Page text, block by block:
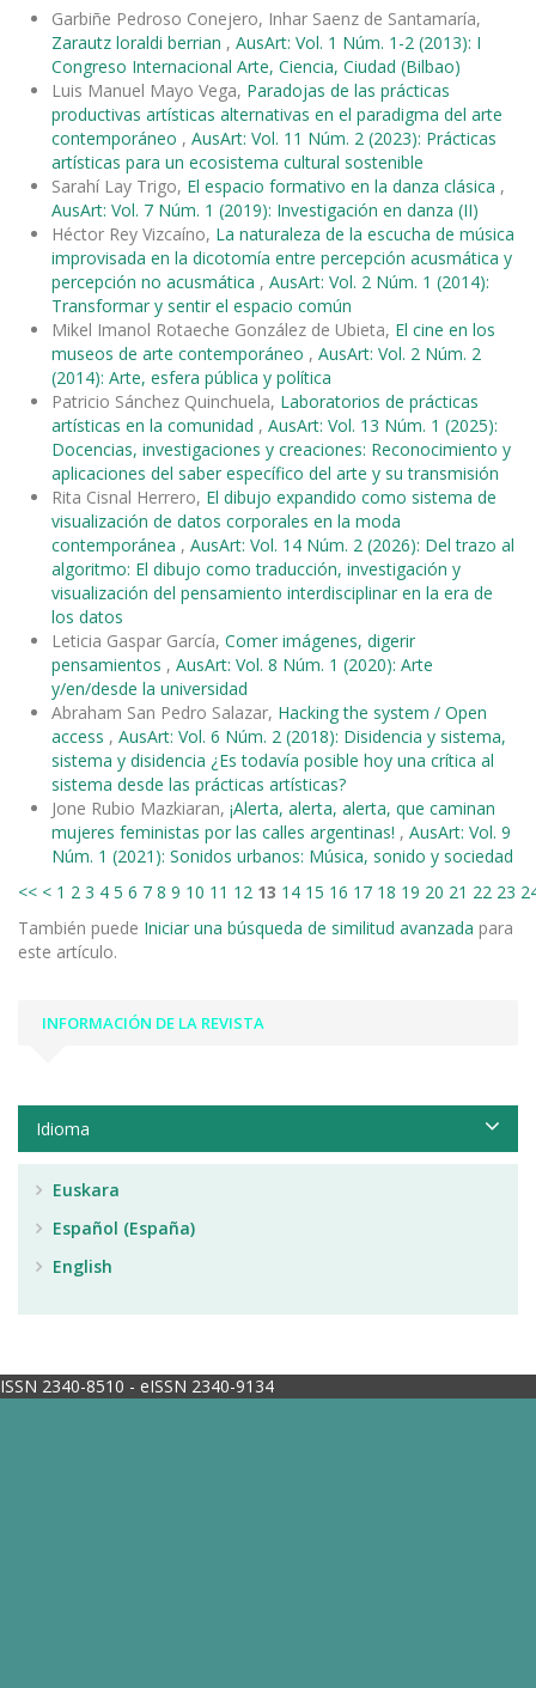
Garbiñe Pedroso Conejero, Inhar Saenz de Santamaría,
Zarautz loraldi berrian , AusArt: Vol. 1 Núm. 1-2 (2013): I
Congreso Internacional Arte, Ciencia, Ciudad (Bilbao)
Luis Manuel Mayo Vega, Paradojas de las prácticas
productivas artísticas alternativas en el paradigma del arte
contemporáneo , AusArt: Vol. 11 Núm. 2 (2023): Prácticas
artísticas para un ecosistema cultural sostenible
Sarahí Lay Trigo, El espacio formativo en la danza clásica ,
AusArt: Vol. 7 Núm. 1 (2019): Investigación en danza (II)
Héctor Rey Vizcaíno, La naturaleza de la escucha de música
improvisada en la dicotomía entre percepción acusmática y
percepción no acusmática , AusArt: Vol. 2 Núm. 1 (2014):
Transformar y sentir el espacio común
Mikel Imanol Rotaeche González de Ubieta, El cine en los
museos de arte contemporáneo , AusArt: Vol. 2 Núm. 2
(2014): Arte, esfera pública y política
Patricio Sánchez Quinchuela, Laboratorios de prácticas
artísticas en la comunidad , AusArt: Vol. 13 Núm. 1 (2025):
Docencias, investigaciones y creaciones: Reconocimiento y
aplicaciones del saber específico del arte y su transmisión
Rita Cisnal Herrero, El dibujo expandido como sistema de
visualización de datos corporales en la moda
contemporánea , AusArt: Vol. 14 Núm. 2 (2026): Del trazo al
algoritmo: El dibujo como traducción, investigación y
visualización del pensamiento interdisciplinar en la era de
los datos
Leticia Gaspar García, Comer imágenes, digerir
pensamientos , AusArt: Vol. 8 Núm. 1 (2020): Arte
y/en/desde la universidad
Abraham San Pedro Salazar, Hacking the system / Open
access , AusArt: Vol. 6 Núm. 2 (2018): Disidencia y sistema,
sistema y disidencia ¿Es todavía posible hoy una crítica al
sistema desde las prácticas artísticas?
Jone Rubio Mazkiaran, ¡Alerta, alerta, alerta, que caminan
mujeres feministas por las calles argentinas! , AusArt: Vol. 9
Núm. 1 (2021): Sonidos urbanos: Música, sonido y sociedad
<< < 1 2 3 4 5 6 7 8 9 10 11 12 13 14 15 16 17 18 19 20 21 22 23
También puede Iniciar una búsqueda de similitud avanzada para
este artículo.
INFORMACIÓN DE LA REVISTA
Idioma
Euskara
Español (España)
English
ISSN 2340-8510 - eISSN 2340-9134